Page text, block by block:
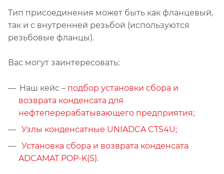
Тип присоединения может быть как фланцевый,
так и с внутренней резьбой (используются
резьбовые фланцы).
Вас могут заинтересовать:
Наш кейс – подбор установки сбора и
возврата конденсата для
нефтеперерабатывающего предприятия;
Узлы конденсатные UNIADCA CTS4U;
Установка сбора и возврата конденсата
ADCAMAT POP-K(S).